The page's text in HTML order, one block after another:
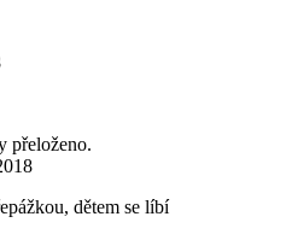
přeloženo.
dětem se líbí